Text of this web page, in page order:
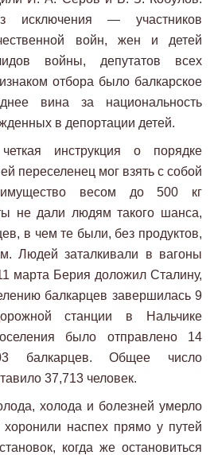
исключения — участников
войн, жен и детей
войны, депутатов всех
отбора было балкарское
вина за национальность
в депортации детей.
инструкция о порядке
переселенец мог взять с собой
имущество весом до 500 кг
не дали людям такого шанса,
в чем те были, без продуктов,
Людей заталкивали в вагоны
марта Берия доложил Сталину,
балкарцев завершилась 9
станции в Нальчике
было отправлено 14
балкарцев. Общее число
37,713 человек.
холода и болезней умерло
наспех прямо у путей
когда же остановиться